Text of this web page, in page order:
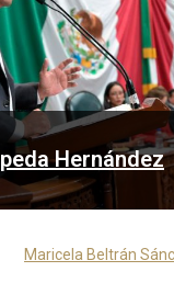
Hernández